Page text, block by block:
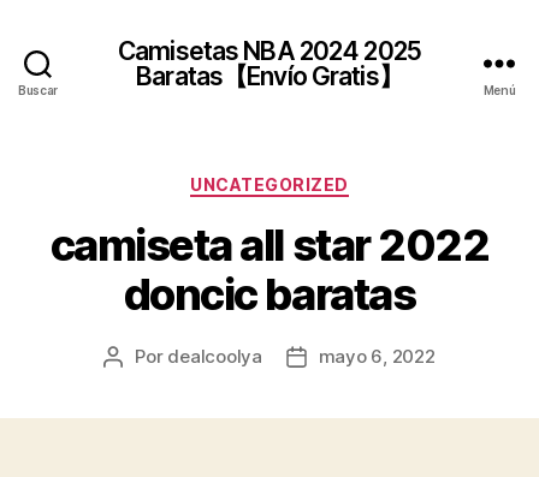
Buscar
Camisetas NBA 2024 2025
Baratas【Envío Gratis】
Menú
Categorías
UNCATEGORIZED
camiseta all star 2022
doncic baratas
Autor
Por dealcoolya
Fechamayo 6, 2022